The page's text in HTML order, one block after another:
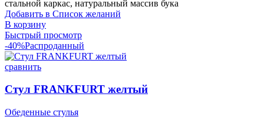
стальной каркас, натуральный массив бука
Добавить в Список желаний
В корзину
Быстрый просмотр
-40%Распроданный
сравнить
Стул FRANKFURT желтый
Обеденные стулья